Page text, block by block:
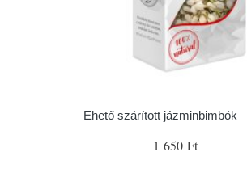
Ehető szárított jázminbimbók
1 650 Ft